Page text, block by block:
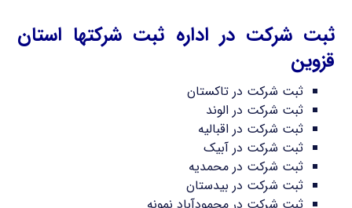
ثبت شرکت در اداره ثبت شرکتها استان
قزوین
ثبت شرکت در تاکستان
ثبت شرکت در الوند
ثبت شرکت در اقبالیه
ثبت شرکت در آبیک
ثبت شرکت در محمدیه
ثبت شرکت در بیدستان